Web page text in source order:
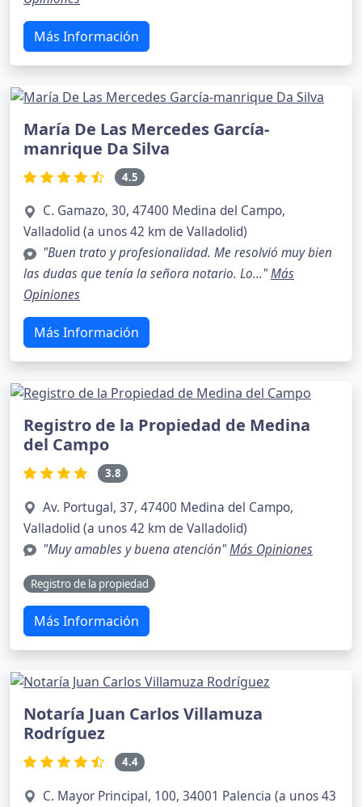
Más Información
María De Las Mercedes García-
manrique Da Silva
4.5
C. Gamazo, 30, 47400 Medina del Campo,
Valladolid (a unos 42 km de Valladolid)
"Buen trato y profesionalidad. Me resolvió muy bien
las dudas que tenía la señora notario. Lo..."Más
Opiniones
Más Información
Registro de la Propiedad de Medina
del Campo
3.8
Av. Portugal, 37, 47400 Medina del Campo,
Valladolid (a unos 42 km de Valladolid)
"Muy amables y buena atención"Más Opiniones
Registro de la propiedad
Más Información
Notaría Juan Carlos Villamuza
Rodríguez
4.4
C. Mayor Principal, 100, 34001 Palencia (a unos 43